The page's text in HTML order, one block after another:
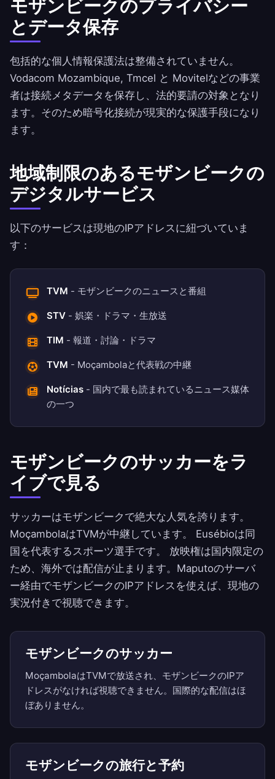
モザンビークのプライバシー
とデータ保存
包括的な個人情報保護法は整備されていません。
Vodacom Mozambique, Tmcel と Movitelなどの事業
者は接続メタデータを保存し、法的要請の対象となり
ます。そのため暗号化接続が現実的な保護手段になり
ます。
地域制限のあるモザンビークの
デジタルサービス
以下のサービスは現地のIPアドレスに紐づいていま
す：
TVM - モザンビークのニュースと番組
STV - 娯楽・ドラマ・生放送
TIM - 報道・討論・ドラマ
TVM - Moçambolaと代表戦の中継
Notícias - 国内で最も読まれているニュース媒体
の一つ
モザンビークのサッカーをラ
イブで見る
サッカーはモザンビークで絶大な人気を誇ります。
MoçambolaはTVMが中継しています。 Eusébioは同
国を代表するスポーツ選手です。 放映権は国内限定の
ため、海外では配信が止まります。Maputoのサーバ
ー経由でモザンビークのIPアドレスを使えば、現地の
実況付きで視聴できます。
モザンビークのサッカー
MoçambolaはTVMで放送され、モザンビークのIPア
ドレスがなければ視聴できません。国際的な配信はほ
ぼありません。
モザンビークの旅行と予約